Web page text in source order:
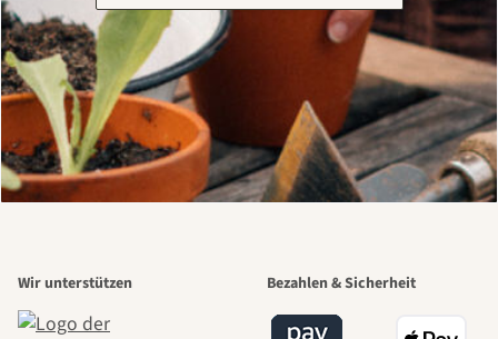
Wir unterstützen Bezahlen & Sicherheit